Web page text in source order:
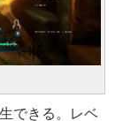
できる。レベ